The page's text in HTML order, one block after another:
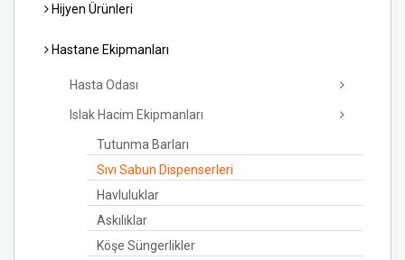
Hijyen Ürünleri
Hastane Ekipmanları
Hasta Odası
Islak Hacim Ekipmanları
Tutunma Barları
Sıvı Sabun Dispenserleri
Havluluklar
Askılıklar
Köşe Süngerlikler